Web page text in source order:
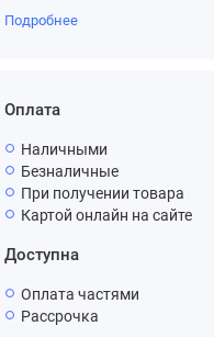
Подробнее
Оплата
Наличными
Безналичные
При получении товара
Картой онлайн на сайте
Доступна
Оплата частями
Рассрочка